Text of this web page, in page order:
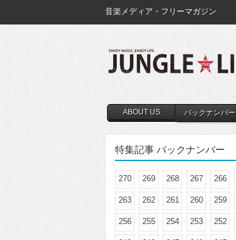
音楽メディア・フリーマガジン
ABOUT US バックナンバー
特集記事 バックナンバー
270 269 268 267 266
263 262 261 260 259
256 255 254 253 252